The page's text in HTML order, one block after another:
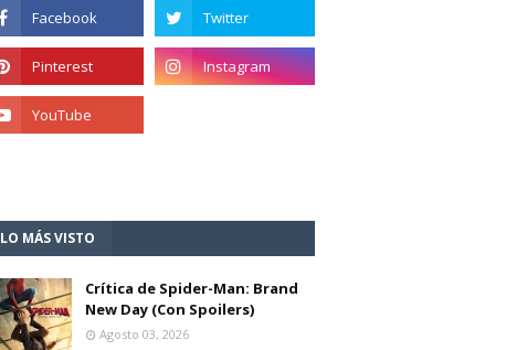
LO MÁS VISTO
Crítica de Spider-Man: Brand
New Day (Con Spoilers)
Agosto 03, 2026